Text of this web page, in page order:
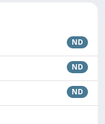
ND
ND
ND